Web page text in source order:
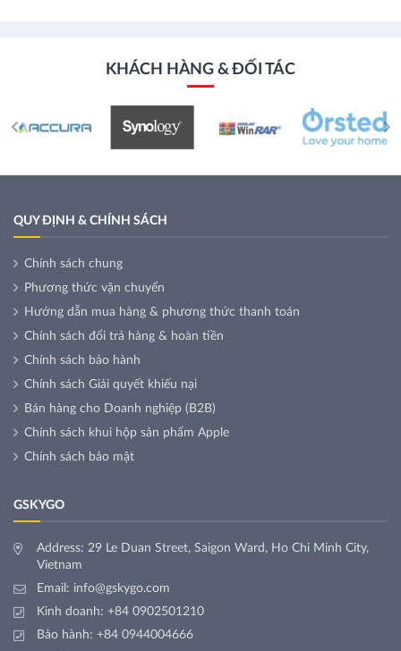
KHÁCH HÀNG & ĐỐI TÁC
QUY ĐỊNH & CHÍNH SÁCH
Chính sách chung
Phương thức vận chuyển
Hướng dẫn mua hàng & phương thức thanh toán
Chính sách đổi trả hàng & hoàn tiền
Chính sách bảo hành
Chính sách Giải quyết khiếu nại
Bán hàng cho Doanh nghiệp (B2B)
Chính sách khui hộp sản phẩm Apple
Chính sách bảo mật
GSKYGO
Address: 29 Le Duan Street, Saigon Ward, Ho Chi Minh City,
Vietnam
Email: info@gskygo.com
Kinh doanh: +84 0902501210
Bảo hành: +84 0944004666